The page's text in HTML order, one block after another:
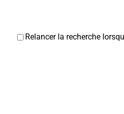
Relancer la recherche